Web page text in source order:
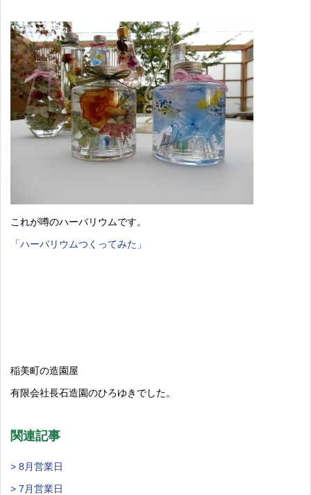
これが噂のハーバリウムです。
「ハーバリウムつくってみた」
稲美町の造園屋
有限会社長石造園のひろゆきでした。
関連記事
> 8月営業日
> 7月営業日